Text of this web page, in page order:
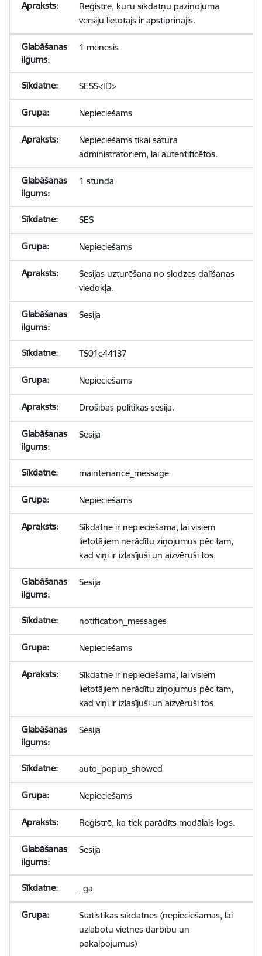
Reģistrē, kuru sīkdatņu paziņojuma
versiju lietotājs ir apstiprinājis.
1 mēnesis
SESS<ID>
Nepieciešams
Nepieciešams tikai satura
administratoriem, lai autentificētos.
1 stunda
SES
Nepieciešams
Sesijas uzturēšana no slodzes dalīšanas
viedokļa.
Sesija
TS01c44137
Nepieciešams
Drošības politikas sesija.
Sesija
maintenance_message
Nepieciešams
Sīkdatne ir nepieciešama, lai visiem
lietotājiem nerādītu ziņojumus pēc tam,
kad viņi ir izlasījuši un aizvēruši tos.
Sesija
notification_messages
Nepieciešams
Sīkdatne ir nepieciešama, lai visiem
lietotājiem nerādītu ziņojumus pēc tam,
kad viņi ir izlasījuši un aizvēruši tos.
Sesija
auto_popup_showed
Nepieciešams
Reģistrē, ka tiek parādīts modālais logs.
Sesija
_ga
Statistikas sīkdatnes (nepieciešamas, lai
uzlabotu vietnes darbību un
pakalpojumus)